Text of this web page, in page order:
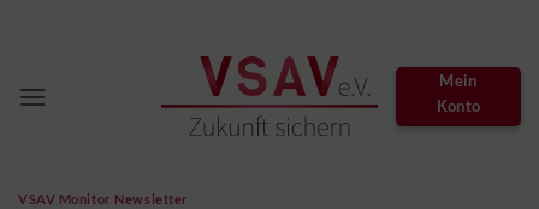
Mein
Konto
VSAV Monitor Newsletter